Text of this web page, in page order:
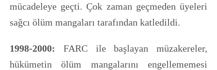
mücadeleye geçti. Çok zaman geçmeden üyeleri
sağcı ölüm mangaları tarafından katledildi.
1998-2000: FARC ile başlayan müzakereler,
hükümetin ölüm mangalarını engellememesi